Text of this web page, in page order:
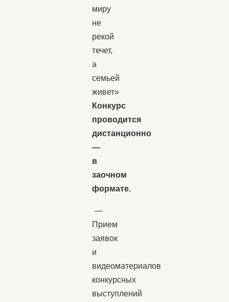
миру
не
рекой
течет,
а
семьей
живет»
Конкурс
проводится
дистанционно
—
в
заочном
формате.
—
Прием
заявок
и
видеоматериалов
конкурсных
выступлений